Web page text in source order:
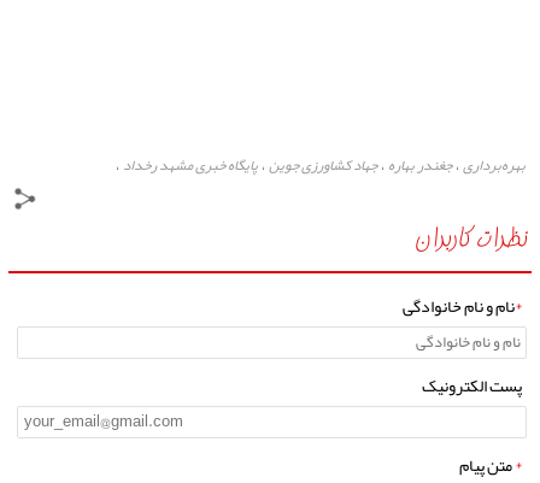
بهره‌برداری،جغندر بهاره ،جهاد کشاورزی جوین،پایگاه خبری مشهد رخداد ،
نظرات کاربران
*نام و نام خانوادگی
پست الکترونیک
*متن پیام